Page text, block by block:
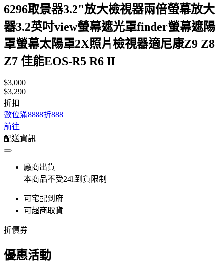
6296取景器3.2"放大檢視器兩倍螢幕放大
器3.2英吋view螢幕遮光罩finder螢幕遮陽
罩螢幕太陽罩2X照片檢視器適尼康Z9 Z8
Z7 佳能EOS-R5 R6 II
$3,000
$3,290
折扣
數位滿8888折888
前往
配送資訊
廠商出貨
本商品不受24h到貨限制
可宅配到府
可超商取貨
折價券
優惠活動